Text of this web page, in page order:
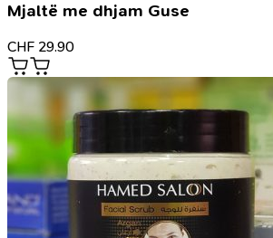
Mjaltë me dhjam Guse
CHF 29.90